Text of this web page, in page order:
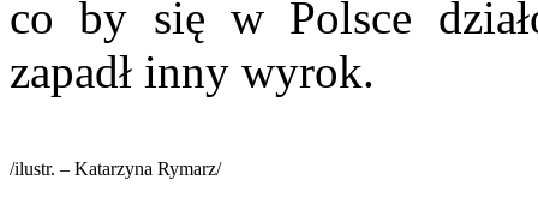
co by się w Polsce
zapadł inny wyrok.
/ilustr. – Katarzyna Rymarz/